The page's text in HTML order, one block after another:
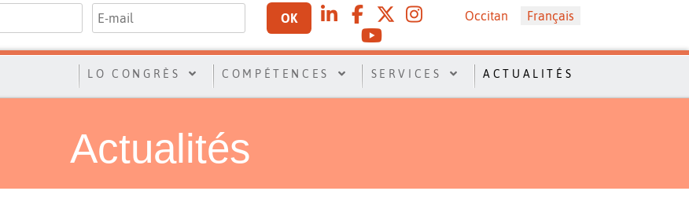
OK Sélectionnez votre langue
Occitan Français
LO CONGRÈS COMPÉTENCES SERVICES ACTUALITÉS
Actualités